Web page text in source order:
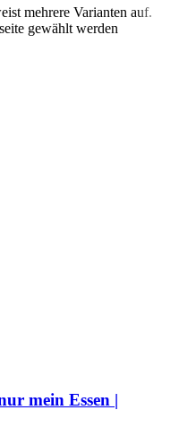
mehrere Varianten auf.
gewählt werden
mein Essen |